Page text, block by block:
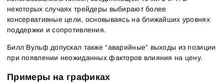
некоторых случаях трейдеры выбирают более
консервативные цели, основываясь на ближайших уровнях
поддержки и сопротивления.
Билл Вульф допускал также “аварийные” выходы из позиции
при появлении неожиданных факторов влияния на цену.
Примеры на графиках